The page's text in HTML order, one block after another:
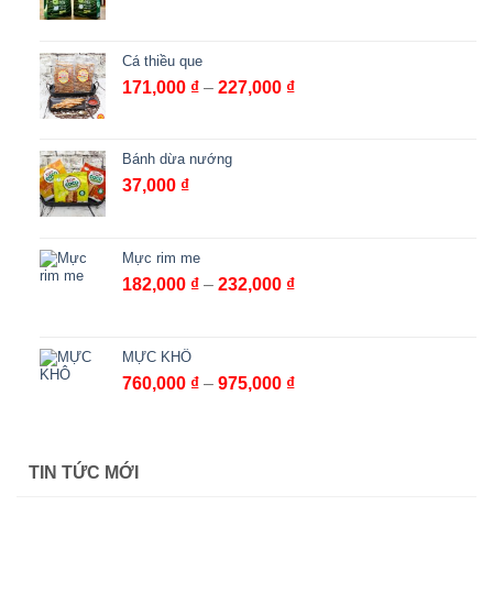
Cá thiều que
171,000 ₫ – 227,000 ₫Khoảng
Bánh dừa nướng
37,000 ₫
Mực rim me
182,000 ₫ – 232,000 ₫Khoảng
đến
MỰC KHÔ
760,000 ₫ – 975,000 ₫Khoảng
TIN TỨC MỚI